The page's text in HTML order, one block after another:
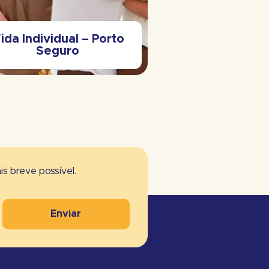
Individual – Porto
Seguro
breve possível.
Enviar